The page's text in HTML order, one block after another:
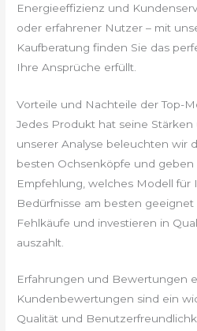
Energieeffizienz und
oder erfahrener Nutzer – mit
Kaufberatung finden Sie das
Ihre Ansprüche erfüllt.
Vorteile und Nachteile der Top-
Jedes Produkt hat seine
unserer Analyse beleuchten wir
besten Ochsenköpfe und geben
Empfehlung, welches Modell für
Bedürfnisse am besten geeignet
Fehlkäufe und investieren in
auszahlt.
Erfahrungen und Bewertungen
Kundenbewertungen sind ein
Qualität und